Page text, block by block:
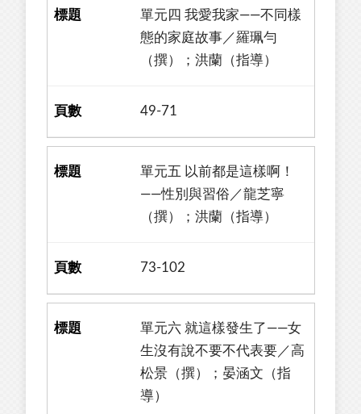
單元四 我愛我家——不同樣
態的家庭故事／羅珮勻
（撰）；洪蘭（指導）
49-71
單元五 以前都是這樣啊！
——性別與習俗／龍芝寧
（撰）；洪蘭（指導）
73-102
單元六 就這樣發生了——女
生沒有說不要不代表要／高
松景（撰）；晏涵文（指
導）